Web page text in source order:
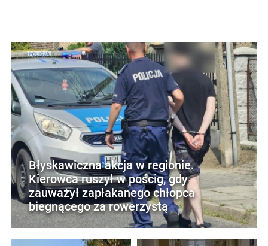
Błyskawiczna akcja w regionie.
Kierowca ruszył w pościg, gdy
zauważył zapłakanego chłopca
biegnącego za rowerzystą